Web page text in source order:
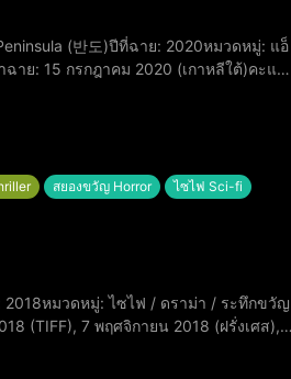
ย: 15 กรกฎาคม 2020 (เกาหลีใต้)คะแนน
สยองขวัญ Horror ไซไฟ Sci-fi
(TIFF), 7 พฤศจิกายน 2018 (ฝรั่งเศส),